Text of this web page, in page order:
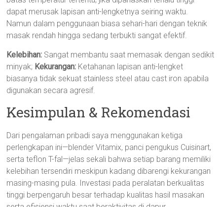
dapat merusak lapisan anti-lengketnya seiring waktu.
Namun dalam penggunaan biasa sehari-hari dengan teknik
masak rendah hingga sedang terbukti sangat efektif.
Kelebihan: Sangat membantu saat memasak dengan sedikit
minyak; Kekurangan: Ketahanan lapisan anti-lengket
biasanya tidak sekuat stainless steel atau cast iron apabila
digunakan secara agresif.
Kesimpulan & Rekomendasi
Dari pengalaman pribadi saya menggunakan ketiga
perlengkapan ini—blender Vitamix, panci pengukus Cuisinart,
serta teflon T-fal—jelas sekali bahwa setiap barang memiliki
kelebihan tersendiri meskipun kadang dibarengi kekurangan
masing-masing pula. Investasi pada peralatan berkualitas
tinggi berpengaruh besar terhadap kualitas hasil masakan